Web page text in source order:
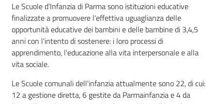
Le Scuole d’Infanzia di Parma sono istituzioni educative
finalizzate a promuovere l'effettiva uguaglianza delle
opportunità educative dei bambini e delle bambine di 3,4,5
anni con l'intento di sostenere: i loro processi di
apprendimento, l'educazione alla vita interpersonale e alla
vita sociale.
Le Scuole comunali dell'infanzia attualmente sono 22, di cui:
12 a gestione diretta, 6 gestite da Parmainfanzia e 4 da